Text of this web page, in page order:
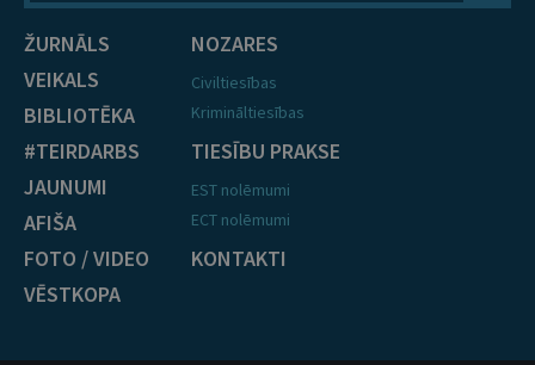
ŽURNĀLS
VEIKALS
BIBLIOTĒKA
#TEIRDARBS
JAUNUMI
AFIŠA
FOTO / VIDEO
VĒSTKOPA
NOZARES
Civiltiesības
Krimināltiesības
TIESĪBU PRAKSE
EST nolēmumi
ECT nolēmumi
KONTAKTI